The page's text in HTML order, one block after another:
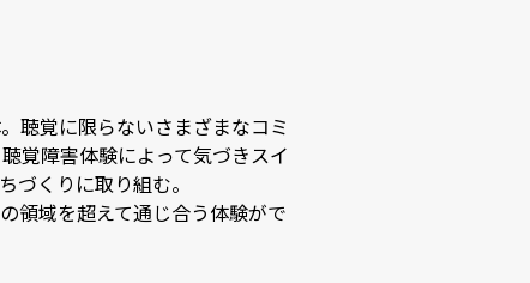
聴覚に限らないさまざまなコミ
覚障害体験によって気づきスイ
づくりに取り組む。
領域を超えて通じ合う体験がで